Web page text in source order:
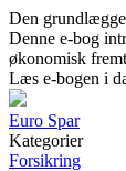
Den
Denne e-bog
økonomisk
Læs e-bogen i
Euro Spar
Kategorier
Forsikring